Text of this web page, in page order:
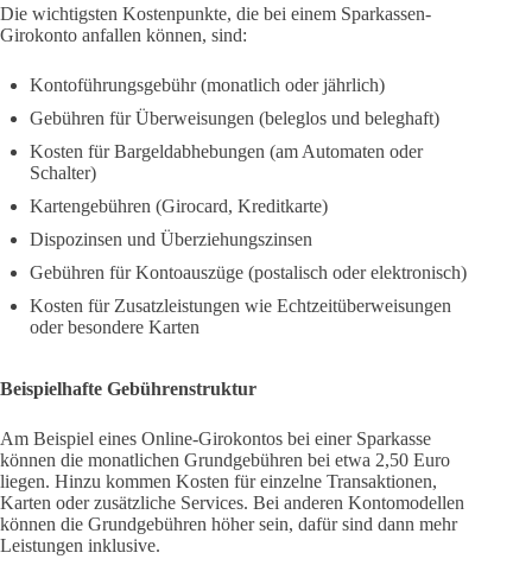
Die wichtigsten Kostenpunkte, die bei einem Sparkassen-
Girokonto anfallen können, sind:
Kontoführungsgebühr (monatlich oder jährlich)
Gebühren für Überweisungen (beleglos und beleghaft)
Kosten für Bargeldabhebungen (am Automaten oder
Schalter)
Kartengebühren (Girocard, Kreditkarte)
Dispozinsen und Überziehungszinsen
Gebühren für Kontoauszüge (postalisch oder elektronisch)
Kosten für Zusatzleistungen wie Echtzeitüberweisungen
oder besondere Karten
Beispielhafte Gebührenstruktur
Am Beispiel eines Online-Girokontos bei einer Sparkasse
können die monatlichen Grundgebühren bei etwa 2,50 Euro
liegen. Hinzu kommen Kosten für einzelne Transaktionen,
Karten oder zusätzliche Services. Bei anderen Kontomodellen
können die Grundgebühren höher sein, dafür sind dann mehr
Leistungen inklusive.